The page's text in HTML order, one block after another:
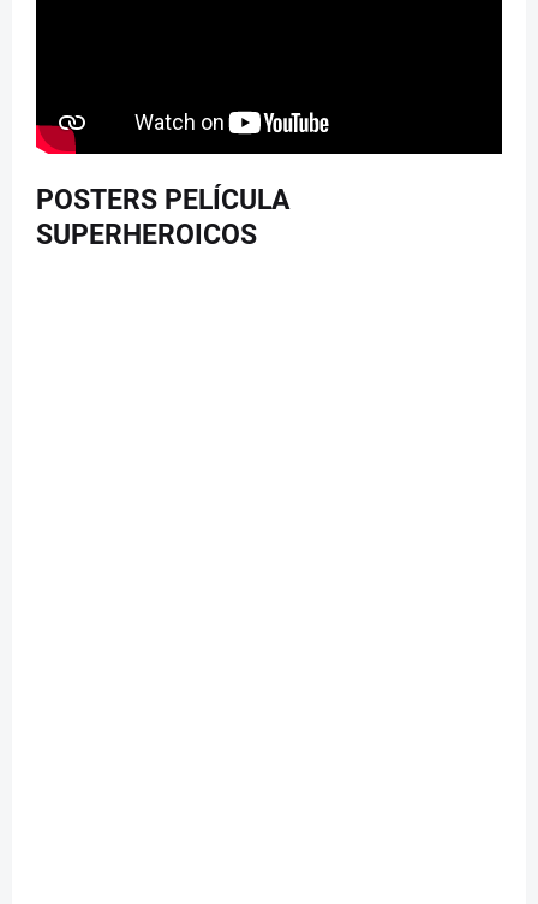
POSTERS PELÍCULA
SUPERHEROICOS